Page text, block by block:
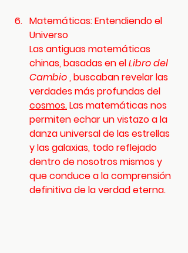
Matemáticas: Entendiendo el
Universo
Las antiguas matemáticas
chinas, basadas en el Libro del
Cambio , buscaban revelar las
verdades más profundas del
cosmos. Las matemáticas nos
permiten echar un vistazo a la
danza universal de las estrellas
y las galaxias, todo reflejado
dentro de nosotros mismos y
que conduce a la comprensión
definitiva de la verdad eterna.